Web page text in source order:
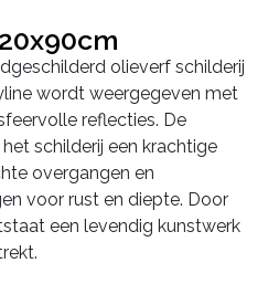
olieverf schilderij
wordt weergegeven met
reflecties. De
schilderij een krachtige
overgangen en
voor rust en diepte. Door
een levendig kunstwerk